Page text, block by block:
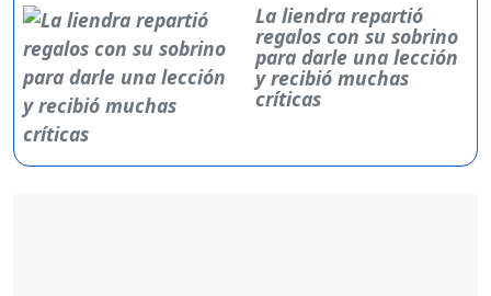
La liendra repartió
regalos con su sobrino
para darle una lección
y recibió muchas
críticas